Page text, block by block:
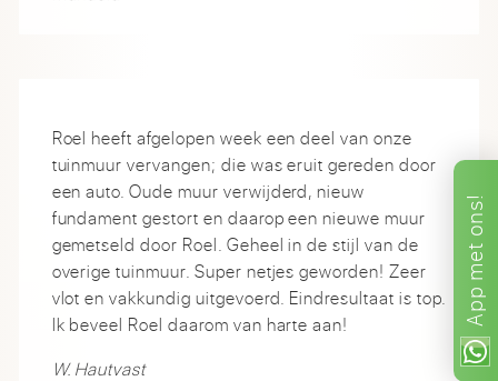
App
met
ons!
Roel heeft afgelopen week een deel van onze
tuinmuur vervangen; die was eruit gereden door
een auto. Oude muur verwijderd, nieuw
fundament gestort en daarop een nieuwe muur
gemetseld door Roel. Geheel in de stijl van de
overige tuinmuur. Super netjes geworden! Zeer
vlot en vakkundig uitgevoerd. Eindresultaat is top.
Ik beveel Roel daarom van harte aan!
W. Hautvast